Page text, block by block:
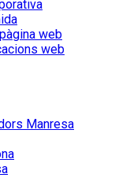
web
web
Manresa